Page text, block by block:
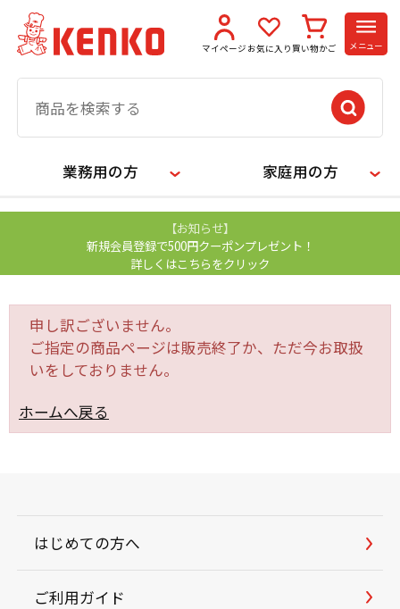
マイページ お気に入り 買い物かご メニュー
業務用の方 家庭用の方
【お知らせ】
新規会員登録で500円クーポンプレゼント！
詳しくはこちらをクリック
申し訳ございません。
ご指定の商品ページは販売終了か、ただ今お取扱
いをしておりません。
ホームへ戻る
はじめての方へ
ご利用ガイド